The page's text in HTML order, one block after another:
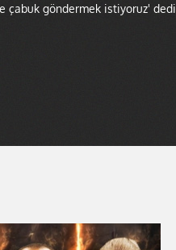
çabuk göndermek istiyoruz' dedi.